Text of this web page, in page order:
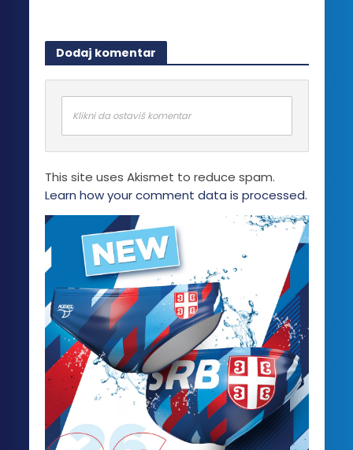
Dodaj komentar
Klikni da ostaviš komentar
This site uses Akismet to reduce spam.
Learn how your comment data is processed.